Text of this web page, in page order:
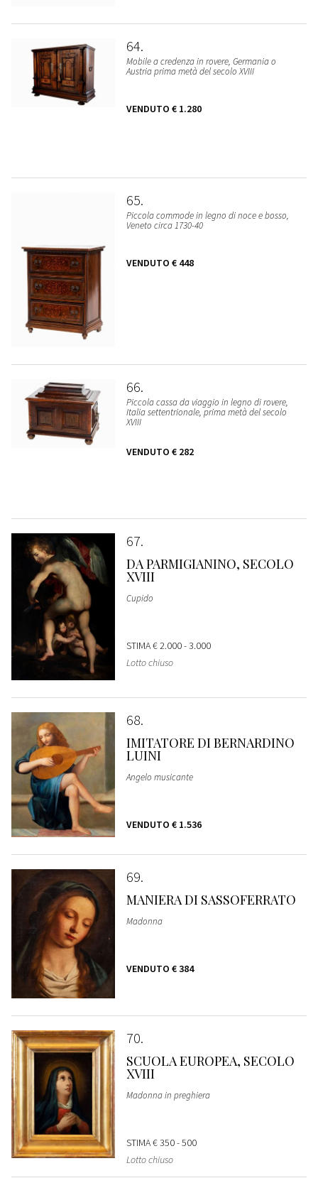
64
Mobile a credenza in rovere, Germania o
Austria prima metà del secolo XVIII
VENDUTO € 1.280
65
Piccola commode in legno di noce e bosso,
Veneto circa 1730-40
VENDUTO € 448
66
Piccola cassa da viaggio in legno di rovere,
Italia settentrionale, prima metà del secolo
XVIII
VENDUTO € 282
67
DA PARMIGIANINO, SECOLO
XVIII
Cupido
STIMA€ 2.000 - 3.000
Lotto chiuso
68
IMITATORE DI BERNARDINO
LUINI
Angelo musicante
VENDUTO € 1.536
69
MANIERA DI SASSOFERRATO
Madonna
VENDUTO € 384
70
SCUOLA EUROPEA, SECOLO
XVIII
Madonna in preghiera
STIMA€ 350 - 500
Lotto chiuso